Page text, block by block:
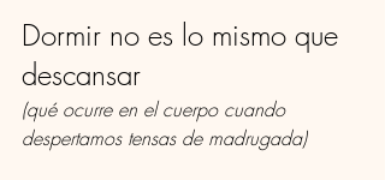
Dormir no es lo mismo que
descansar
(qué ocurre en el cuerpo cuando
despertamos tensas de madrugada)